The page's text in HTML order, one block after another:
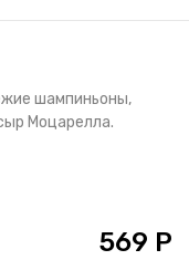
шампиньоны,
Моцарелла.
569 Р